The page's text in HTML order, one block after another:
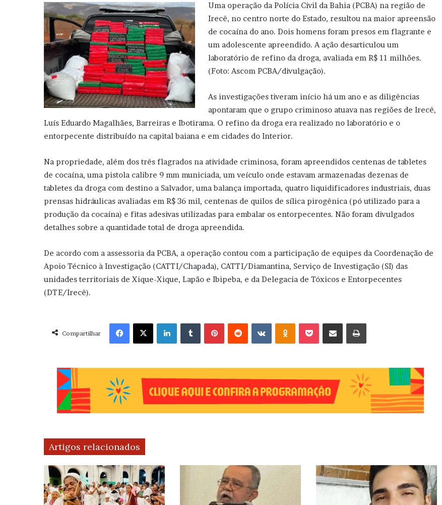
Uma operação da Polícia Civil da Bahia (PCBA) na região de
Irecê, no centro norte do Estado, resultou na maior apreensão
de cocaína do ano. Dois homens foram presos em flagrante e
um adolescente apreendido. A ação desarticulou um
laboratório de refino da droga, avaliada em R$ 11 milhões.
(Foto: Ascom PCBA/divulgação).
As investigações tiveram início há um ano e as diligências
apontaram que o grupo criminoso atuava nas regiões de Irecê,
Luís Eduardo Magalhães, Barreiras e Ibotirama. O refino da droga era realizado no laboratório e o
entorpecente distribuído na capital baiana e em cidades do Interior.
⁠Na propriedade, além dos três flagrados na atividade criminosa, foram apreendidos centenas de tabletes
de cocaína, uma pistola calibre 9 mm municiada, ⁠um veículo onde estavam armazenadas dezenas de
tabletes da droga com destino a Salvador, uma balança importada, ⁠quatro liquidificadores industriais, ⁠duas
prensas hidráulicas avaliadas em R$ 36 mil, centenas de quilos de sílica pirogênica (pó utilizado para a
produção da cocaína) e fitas adesivas utilizadas para embalar os entorpecentes. Não foram divulgados
detalhes sobre a quantidade total de droga apreendida.
De acordo com a assessoria da PCBA, a operação contou com a participação de equipes da Coordenação de
Apoio Técnico à Investigação (CATTI/Chapada), CATTI/Diamantina, Serviço de Investigação (SI) das
unidades territoriais de Xique-Xique, Lapão e Ibipeba, e da Delegacia de Tóxicos e Entorpecentes
(DTE/Irecê).
Compartilhar
Facebook X Linkedin VK OK
Artigos relacionados